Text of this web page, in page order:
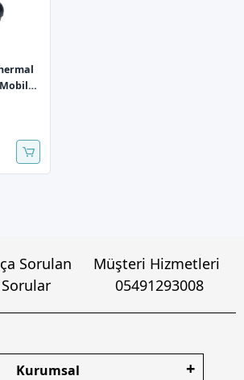
Sorulan
Sorular
Müşteri Hizmetleri
05491293008
Kurumsal